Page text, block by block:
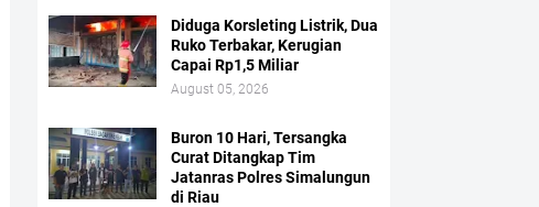
Diduga Korsleting Listrik, Dua
Ruko Terbakar, Kerugian
Capai Rp1,5 Miliar
August 05, 2026
Buron 10 Hari, Tersangka
Curat Ditangkap Tim
Jatanras Polres Simalungun
di Riau